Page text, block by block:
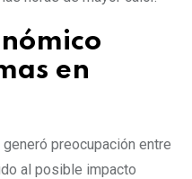
en
preocupación entre
al posible impacto